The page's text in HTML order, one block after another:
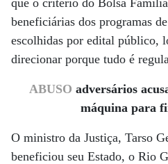
que o critério do Bolsa
beneficiárias dos programas
escolhidas por edital público,
direcionar porque tudo é
ABUSO adversários
máquina para
O ministro da Justiça, Tarso
beneficiou seu Estado, o Rio